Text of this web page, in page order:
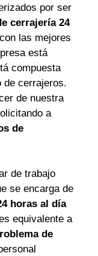
por ser
cerrajería 24
las mejores
está
compuesta
de cerrajeros.
de nuestra
a
de
de trabajo
se encarga de
horas al día
equivalente a
de